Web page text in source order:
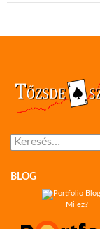
Keresés:
BLOG
Mi ez?